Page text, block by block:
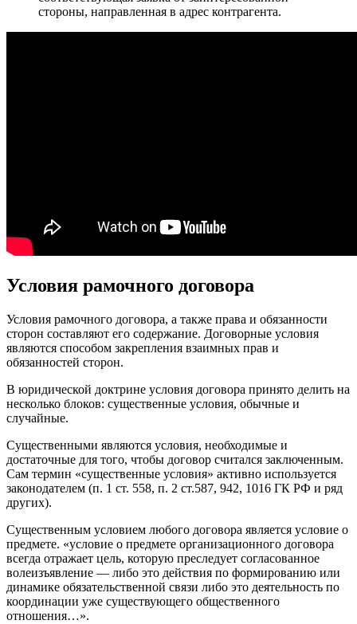
стороны, направленная в адрес контрагента.
Условия рамочного договора
Условия рамочного договора, а также права и обязанности
сторон составляют его содержание. Договорные условия
являются способом закрепления взаимных прав и
обязанностей сторон.
В юридической доктрине условия договора принято делить на
несколько блоков: существенные условия, обычные и
случайные.
Существенными являются условия, необходимые и
достаточные для того, чтобы договор считался заключенным.
Сам термин «существенные условия» активно используется
законодателем (п. 1 ст. 558, п. 2 ст.587, 942, 1016 ГК РФ и ряд
других).
Существенным условием любого договора является условие о
предмете. «условие о предмете организационного договора
всегда отражает цель, которую преследует согласованное
волеизъявление — либо это действия по формированию или
динамике обязательственной связи либо это деятельность по
координации уже существующего общественного
отношения…».